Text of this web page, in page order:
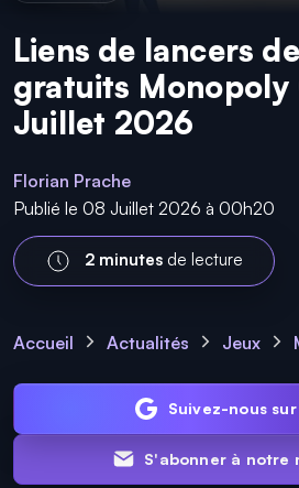
Liens de lancers
gratuits Monopoly
Juillet 2026
Florian Prache
Publié le 08 Juillet 2026 à 00h20
2 minutes de lecture
Accueil Actualités Jeux
Suivez-nous
S'abonner à notre